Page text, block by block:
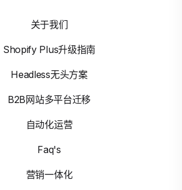
关于我们
Shopify Plus升级指南
Headless无头方案
B2B网站多平台迁移
自动化运营
Faq's
营销一体化